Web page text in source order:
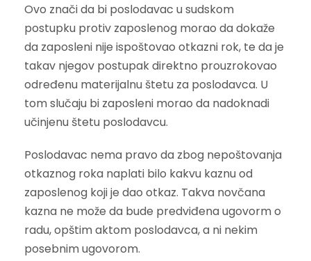
Ovo znači da bi poslodavac u sudskom
postupku protiv zaposlenog morao da dokaže
da zaposleni nije ispoštovao otkazni rok, te da je
takav njegov postupak direktno prouzrokovao
određenu materijalnu štetu za poslodavca. U
tom slučaju bi zaposleni morao da nadoknadi
učinjenu štetu poslodavcu.
Poslodavac nema pravo da zbog nepoštovanja
otkaznog roka naplati bilo kakvu kaznu od
zaposlenog koji je dao otkaz. Takva novčana
kazna ne može da bude predviđena ugovorm o
radu, opštim aktom poslodavca, a ni nekim
posebnim ugovorom.